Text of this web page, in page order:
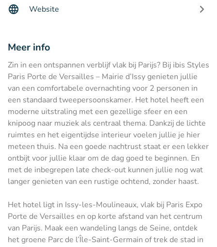
Website
Meer info
Zin in een ontspannen verblijf vlak bij Parijs? Bij ibis Styles
Paris Porte de Versailles – Mairie d’Issy genieten jullie
van een comfortabele overnachting voor 2 personen in
een standaard tweepersoonskamer. Het hotel heeft een
moderne uitstraling met een gezellige sfeer en een
knipoog naar muziek als centraal thema. Dankzij de lichte
ruimtes en het eigentijdse interieur voelen jullie je hier
meteen thuis. Na een goede nachtrust staat er een lekker
ontbijt voor jullie klaar om de dag goed te beginnen. En
met de inbegrepen late check-out kunnen jullie nog wat
langer genieten van een rustige ochtend, zonder haast.
Het hotel ligt in Issy-les-Moulineaux, vlak bij Paris Expo
Porte de Versailles en op korte afstand van het centrum
van Parijs. Maak een wandeling langs de Seine, ontdek
het groene Parc de l’Île-Saint-Germain of trek de stad in